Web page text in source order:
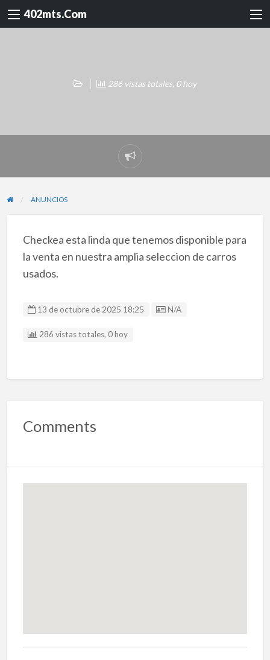
402mts.Com
286 vistas totales, 0 hoy
Reportar
problema
ANUNCIOS
Checkea esta linda que tenemos disponible para
la venta en nuestra amplia seleccion de carros
usados.
13 de octubre de 2025 18:25 Listing ID
N/A
286 vistas totales, 0 hoy
Comments